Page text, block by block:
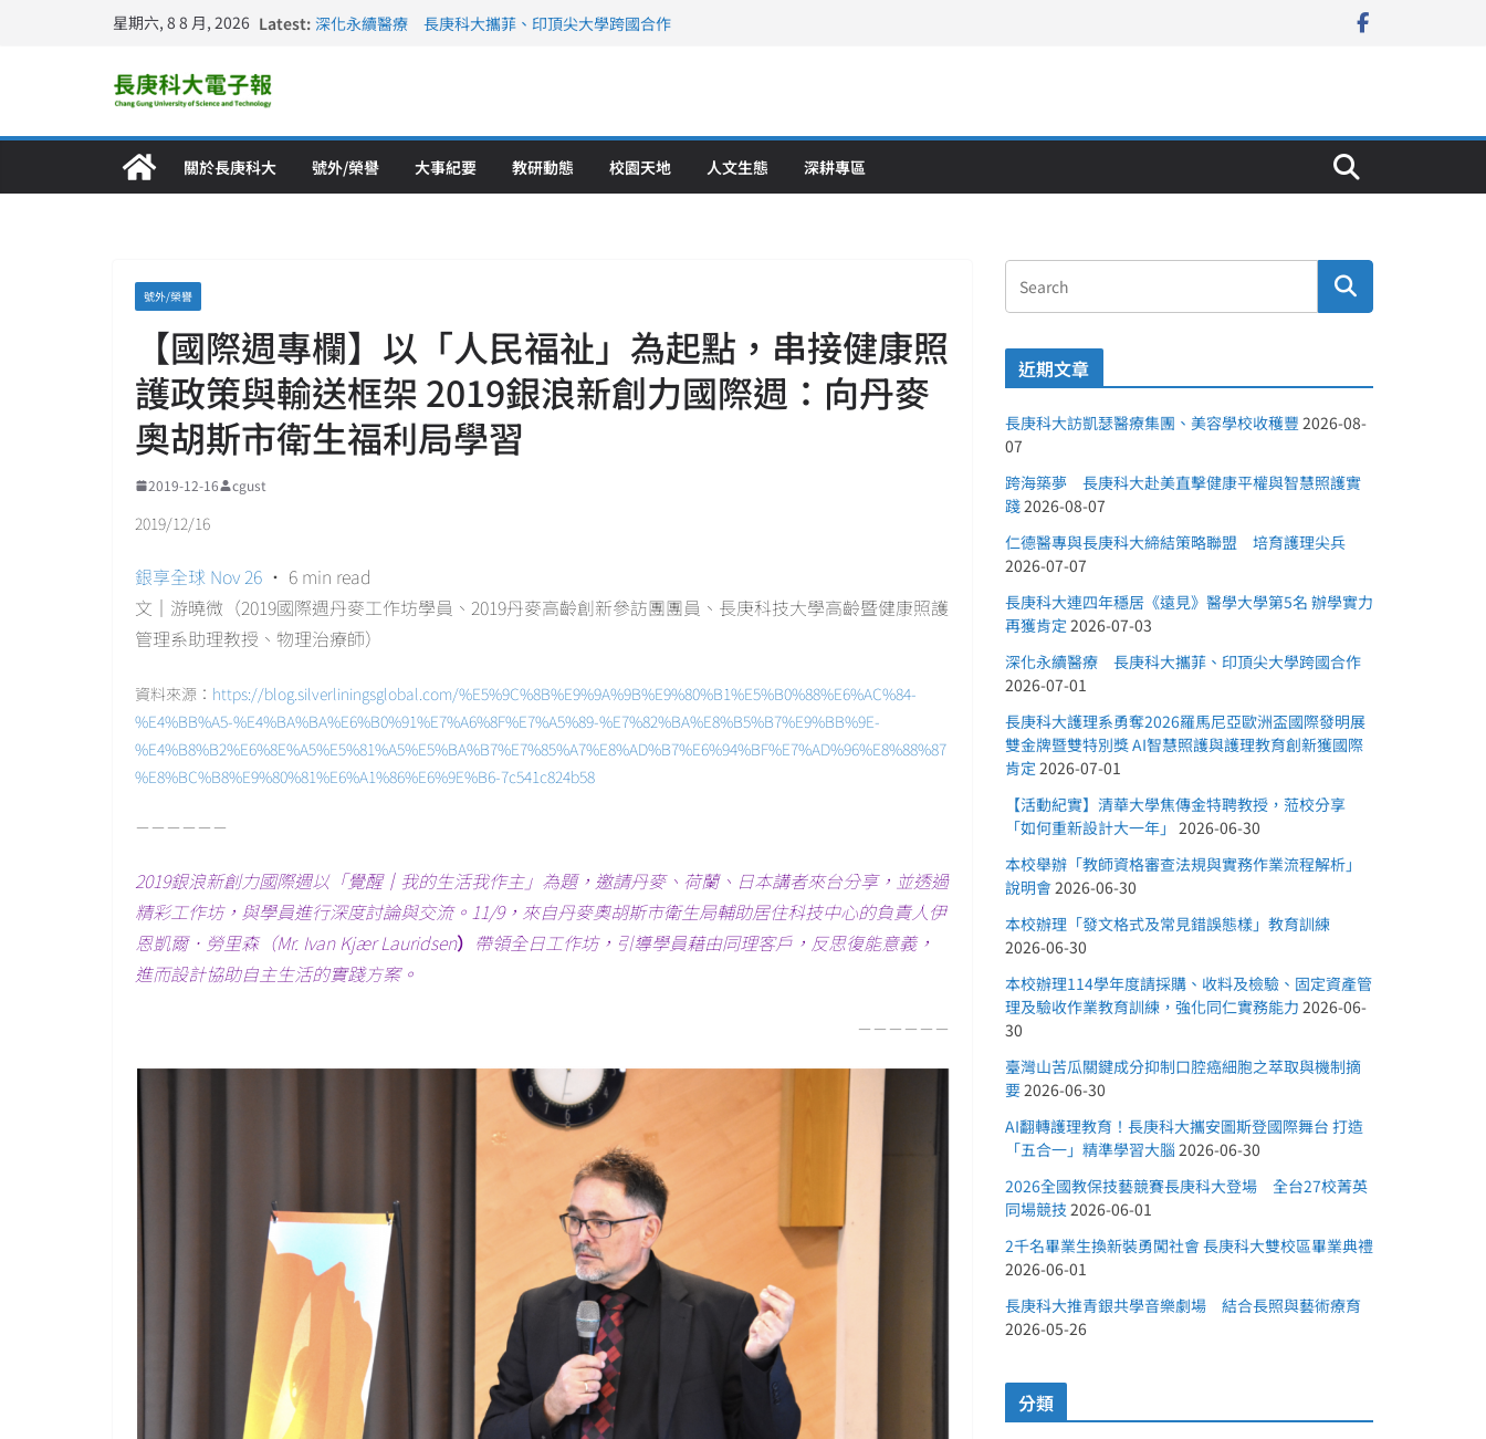
星期六, 8 8 月, 2026 Latest: 深化永續醫療 長庚科大攜菲、印頂尖大學跨國合作
關於長庚科大 號外/榮譽 大事紀要 教研動態 校園天地 人文生態 深耕專區
號外/榮譽
【國際週專欄】以「人民福祉」為起點，串接健康照
護政策與輸送框架 2019銀浪新創力國際週：向丹麥
奧胡斯市衛生福利局學習
2019-12-16 cgust
2019/12/16
銀享全球 Nov 26 · 6 min read
文｜游曉微（2019國際週丹麥工作坊學員、2019丹麥高齡創新參訪團團員、長庚科技大學高齡暨健康照護
管理系助理教授、物理治療師）
資料來源： https://blog.silverliningsglobal.com/%E5%9C%8B%E9%9A%9B%E9%80%B1%E5%B0%88%E6%AC%84-
%E4%BB%A5-%E4%BA%BA%E6%B0%91%E7%A6%8F%E7%A5%89-%E7%82%BA%E8%B5%B7%E9%BB%9E-
%E4%B8%B2%E6%8E%A5%E5%81%A5%E5%BA%B7%E7%85%A7%E8%AD%B7%E6%94%BF%E7%AD%96%E8%88%87
%E8%BC%B8%E9%80%81%E6%A1%86%E6%9E%B6-7c541c824b58
－－－－－－
2019銀浪新創力國際週以「覺醒｜我的生活我作主」為題，邀請丹麥、荷蘭、日本講者來台分享，並透過
精彩工作坊，與學員進行深度討論與交流。11/9，來自丹麥奧胡斯市衛生局輔助居住科技中心的負責人伊
恩凱爾．勞里森（Mr. Ivan Kjær Lauridsen） 帶領全日工作坊，引導學員藉由同理客戶，反思復能意義，
進而設計協助自主生活的實踐方案。
－－－－－－
近期文章
長庚科大訪凱瑟醫療集團、美容學校收穫豐 2026-08-
07
跨海築夢 長庚科大赴美直擊健康平權與智慧照護實
踐2026-08-07
仁德醫專與長庚科大締結策略聯盟 培育護理尖兵
2026-07-07
長庚科大連四年穩居《遠見》醫學大學第5名 辦學實力
再獲肯定 2026-07-03
深化永續醫療 長庚科大攜菲、印頂尖大學跨國合作
2026-07-01
長庚科大護理系勇奪2026羅馬尼亞歐洲盃國際發明展
雙金牌暨雙特別獎 AI智慧照護與護理教育創新獲國際
肯定 2026-07-01
【活動紀實】清華大學焦傳金特聘教授，蒞校分享
「如何重新設計大一年」 2026-06-30
本校舉辦「教師資格審查法規與實務作業流程解析」
說明會2026-06-30
本校辦理「發文格式及常見錯誤態樣」教育訓練
2026-06-30
本校辦理114學年度請採購、收料及檢驗、固定資產管
理及驗收作業教育訓練，強化同仁實務能力 2026-06-
30
臺灣山苦瓜關鍵成分抑制口腔癌細胞之萃取與機制摘
要2026-06-30
AI翻轉護理教育！長庚科大攜安圖斯登國際舞台 打造
「五合一」精準學習大腦 2026-06-30
2026全國教保技藝競賽長庚科大登場 全台27校菁英
同場競技 2026-06-01
2千名畢業生換新裝勇闖社會 長庚科大雙校區畢業典禮
2026-06-01
長庚科大推青銀共學音樂劇場 結合長照與藝術療育
2026-05-26
分類